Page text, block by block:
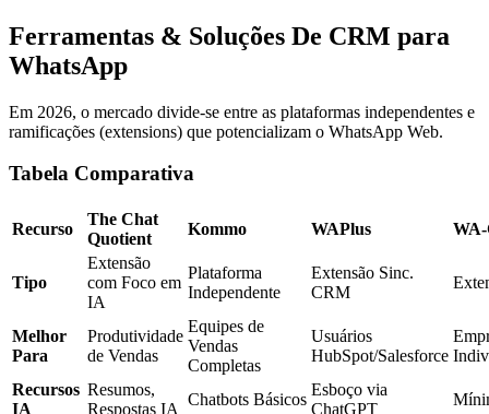
Ferramentas & Soluções De CRM para
WhatsApp
Em 2026, o mercado divide-se entre as plataformas independentes e
ramificações (extensions) que potencializam o WhatsApp Web.
Tabela Comparativa
Recurso
The Chat
Quotient
Kommo WAPlus
Tipo
Extensão
com Foco em
IA
Plataforma
Independente
Extensão Sinc.
CRM
Melhor
Para
Produtividade
de Vendas
Equipes de
Vendas
Completas
Usuários
HubSpot/Salesforce
Recursos
IA
Resumos,
Respostas IA
Chatbots Básicos
Esboço via
ChatGPT